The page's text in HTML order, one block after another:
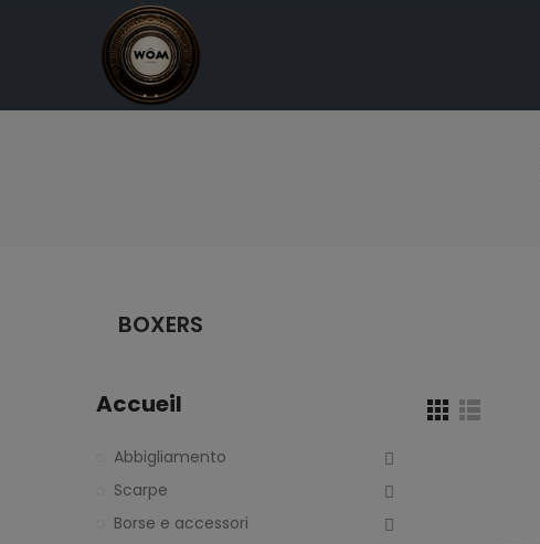
BOXERS
Accueil
Abbigliamento
Scarpe
Borse e accessori